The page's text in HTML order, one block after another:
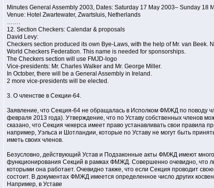
Minutes General Assembly 2003, Dates: Saturday 17 May 2003– Sunday 18
Venue: Hotel Zwartewater, Zwartsluis, Netherlands
…….
12. Section Checkers: Calendar & proposals
David Levy:
Checkers section produced its own Bye-Laws, with the help of Mr. van Beek.
World Checkers Federation. This name is needed for sponsorships.
The Checkers section will use FMJD-logo
Vice-presidents: Mr. Charles Walker and Mr. George Miller.
In October, there will be a General Assembly in Ireland.
2 more vice-presidents will be elected.
3. О членстве в Секции-64.
Заявление, что Секция-64 не обращалась в Исполком ФМЖД по поводу
февраля 2013 года). Утверждение, что по Уставу собственных членов
сказано, что Секция чекерса имеет право устанавливать свои правила
например, Уэльса и Шотландии, которые по Уставу не могут быть
иметь своих членов.
Безусловно, действующий Устав и Подзаконные акты ФМЖД имеют
функционирования Секций в рамках ФМЖД. Совершенно очевидно, что
которыми она работает. Очевидно также, что если Секция проводит
состоит. В документах ФМЖД имеется определенное число других
Например, в Уставе